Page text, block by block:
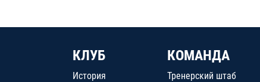
КЛУБ
История
КОМАНДА
Тренерский штаб